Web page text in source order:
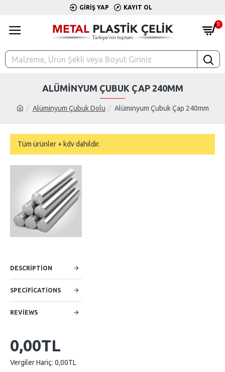
GIRIŞ YAP KAYIT OL
0
Alüminyum Çubuk Dolu Alüminyum Çubuk Çap 240mm
ALÜMINYUM ÇUBUK ÇAP 240MM
Tüm ürünler + kdv dahildir.
DESCRIPTION
SPECIFICATIONS
REVIEWS
0,00TL
Vergiler Hariç: 0,00TL